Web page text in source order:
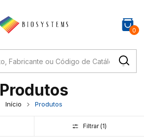
0
Produtos
Início Produtos
Filtrar (1)